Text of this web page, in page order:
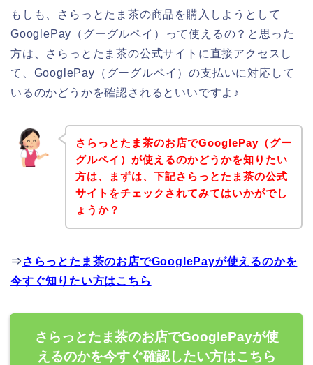
もしも、さらっとたま茶の商品を購入しようとして
GooglePay（グーグルペイ）って使えるの？と思った
方は、さらっとたま茶の公式サイトに直接アクセスし
て、GooglePay（グーグルペイ）の支払いに対応して
いるのかどうかを確認されるといいですよ♪
さらっとたま茶のお店でGooglePay（グー
グルペイ）が使えるのかどうかを知りたい
方は、まずは、下記さらっとたま茶の公式
サイトをチェックされてみてはいかがでし
ょうか？
⇒ さらっとたま茶のお店でGooglePayが使えるのかを
今すぐ知りたい方はこちら
さらっとたま茶のお店でGooglePayが使
えるのかを今すぐ確認したい方はこちら